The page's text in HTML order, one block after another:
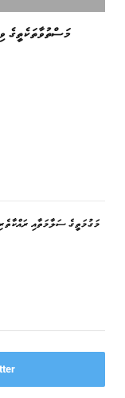
މަސްތުވާތަކެތީގެ
މަގުމަތީގެ ސަލާމަތާއި